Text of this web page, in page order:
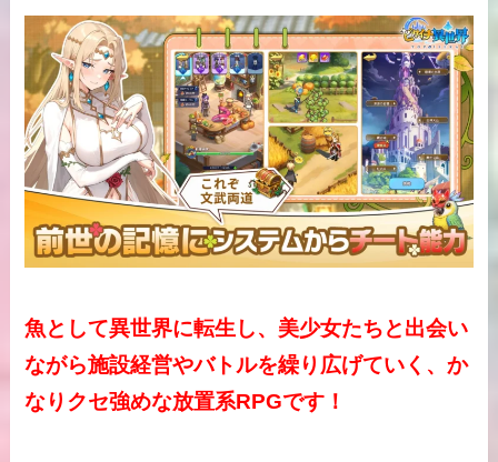
魚として異世界に転生し、美少女たちと出会い
ながら施設経営やバトルを繰り広げていく、か
なりクセ強めな放置系RPGです！